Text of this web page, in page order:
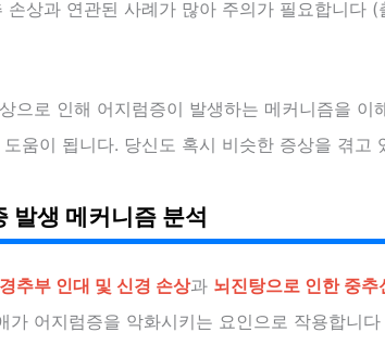
손상과 연관된 사례가 많아 주의가 필요합니다 (
으로 인해 어지럼증이 발생하는 메커니즘을 이
움이 됩니다. 당신도 혹시 비슷한 증상을 겪고
발생 메커니즘 분석
경추부 인대 및 신경 손상과 뇌진탕으로 인한 중추
가 어지럼증을 악화시키는 요인으로 작용합니